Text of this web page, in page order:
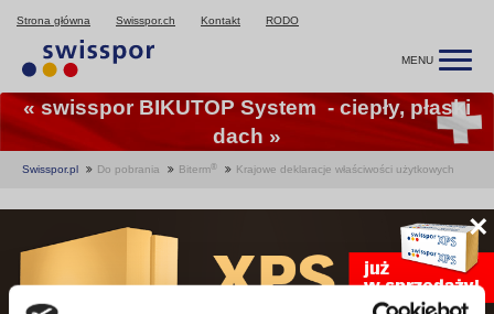
×
Strona główna Swisspor.ch Kontakt RODO
MENU
« swisspor BIKUTOP System - ciepły, płaski
dach »
Swisspor.pl Do pobrania Biterm® Krajowe deklaracje właściwości użytkowych
Krajowe deklaracje
właściwości użytkowych